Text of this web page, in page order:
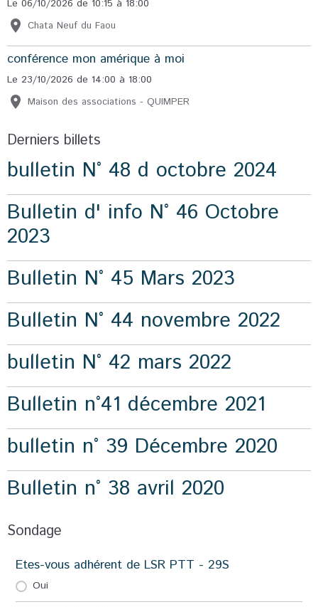
Le 06/10/2026 de 10:15 à 18:00
Chata Neuf du Faou
conférence mon amérique à moi
Le 23/10/2026 de 14:00 à 18:00
Maison des associations - QUIMPER
Derniers billets
bulletin N° 48 d octobre 2024
Bulletin d' info N° 46 Octobre
2023
Bulletin N° 45 Mars 2023
Bulletin N° 44 novembre 2022
bulletin N° 42 mars 2022
Bulletin n°41 décembre 2021
bulletin n° 39 Décembre 2020
Bulletin n° 38 avril 2020
Sondage
Etes-vous adhérent de LSR PTT - 29S
Oui